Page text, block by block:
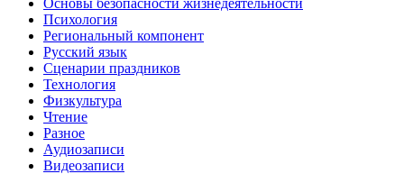
Психология
Региональный компонент
Русский язык
Сценарии праздников
Технология
Физкультура
Чтение
Разное
Аудиозаписи
Видеозаписи